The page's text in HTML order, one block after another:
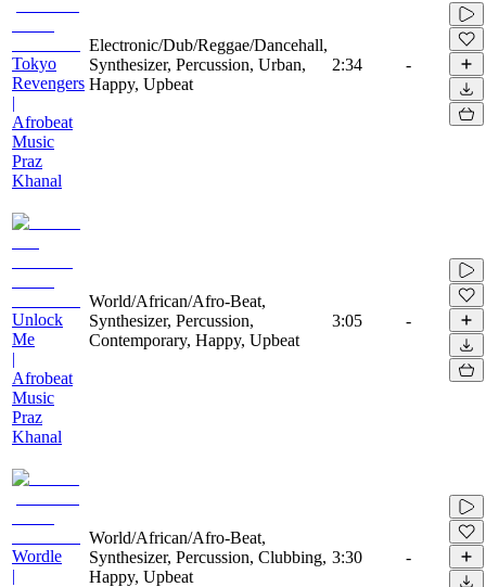
Tokyo
Revengers
|
Afrobeat
Music
Praz
Khanal
Electronic/Dub/Reggae/Dancehall,
Synthesizer, Percussion, Urban,
Happy, Upbeat
2:34 -
Unlock
Me
|
Afrobeat
Music
Praz
Khanal
World/African/Afro-Beat,
Synthesizer, Percussion,
Contemporary, Happy, Upbeat
3:05 -
Wordle
|
World/African/Afro-Beat,
Synthesizer, Percussion, Clubbing,
Happy, Upbeat
3:30 -